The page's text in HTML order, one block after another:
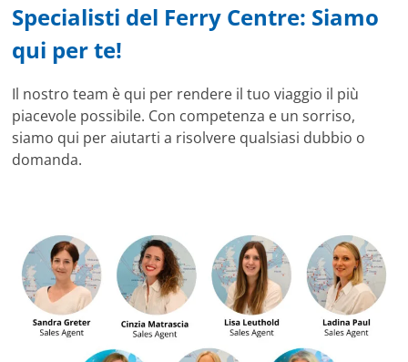
Specialisti del Ferry Centre: Siamo
qui per te!
Il nostro team è qui per rendere il tuo viaggio il più
piacevole possibile. Con competenza e un sorriso,
siamo qui per aiutarti a risolvere qualsiasi dubbio o
domanda.